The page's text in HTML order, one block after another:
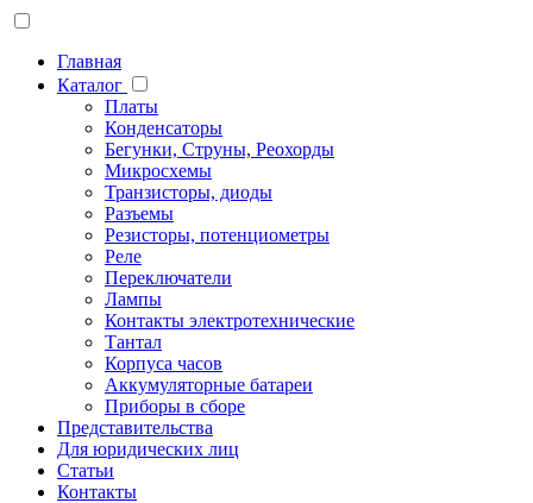
Главная
Каталог
Платы
Конденсаторы
Бегунки, Струны, Реохорды
Микросхемы
Транзисторы, диоды
Разъемы
Резисторы, потенциометры
Реле
Переключатели
Лампы
Контакты электротехнические
Тантал
Корпуса часов
Аккумуляторные батареи
Приборы в сборе
Представительства
Для юридических лиц
Статьи
Контакты